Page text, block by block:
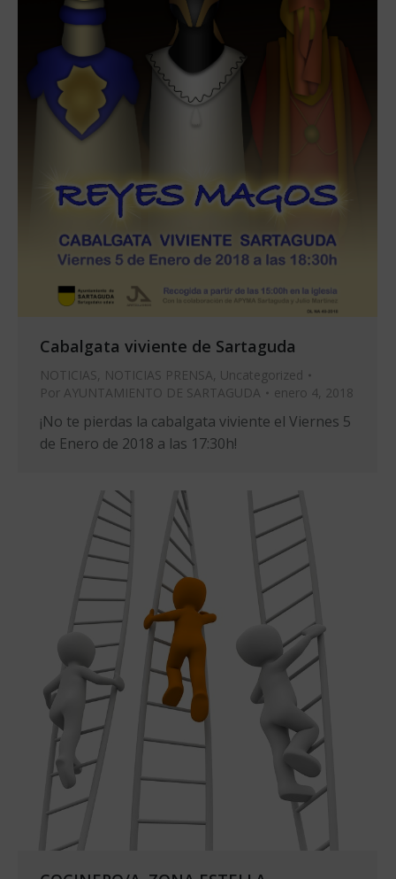
Cabalgata viviente de Sartaguda
NOTICIAS, NOTICIAS PRENSA, Uncategorized
Por AYUNTAMIENTO DE SARTAGUDA enero 4, 2018
¡No te pierdas la cabalgata viviente el Viernes 5
de Enero de 2018 a las 17:30h!